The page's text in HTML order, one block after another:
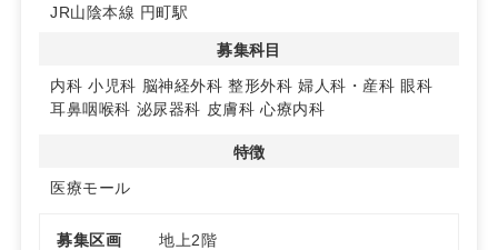
JR山陰本線 円町駅
募集科目
内科 小児科 脳神経外科 整形外科 婦人科・産科 眼科
耳鼻咽喉科 泌尿器科 皮膚科 心療内科
特徴
医療モール
募集区画 地上2階